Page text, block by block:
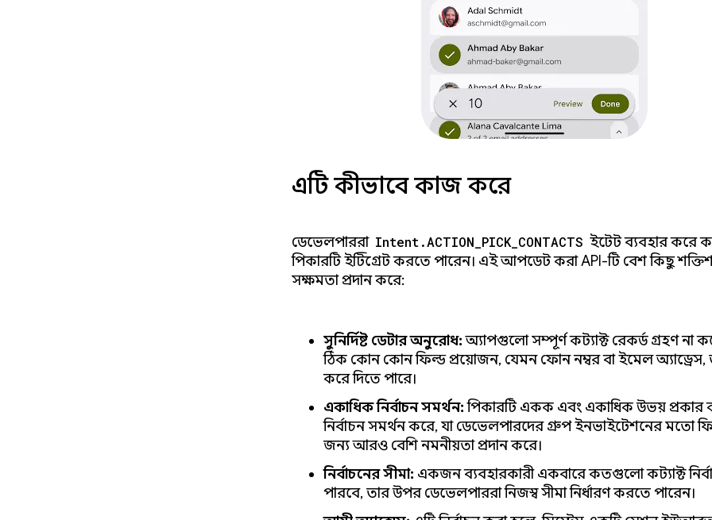
এটি কীভাবে কাজ করে
ডেভেলপাররা Intent.ACTION_PICK_CONTACTS ইন্টেন্ট ব্যবহার করে
পিকারটি ইন্টিগ্রেট করতে পারেন। এই আপডেট করা API-টি বেশ কিছু
সক্ষমতা প্রদান করে:
সুনির্দিষ্ট ডেটার অনুরোধ:অ্যাপগুলো সম্পূর্ণ কন্ট্যাক্ট রেকর্ড গ্রহণ না
ঠিক কোন কোন ফিল্ড প্রয়োজন, যেমন ফোন নম্বর বা ইমেল অ্যাড্রেস, তা
করে দিতে পারে।
একাধিক নির্বাচন সমর্থন:পিকারটি একক এবং একাধিক উভয় প্রকার
নির্বাচন সমর্থন করে, যা ডেভেলপারদের গ্রুপ ইনভাইটেশনের মতো
জন্য আরও বেশি নমনীয়তা প্রদান করে।
নির্বাচনের সীমা: একজন ব্যবহারকারী একবারে কতগুলো কন্ট্যাক্ট
পারবে, তার উপর ডেভেলপাররা নিজস্ব সীমা নির্ধারণ করতে পারেন।